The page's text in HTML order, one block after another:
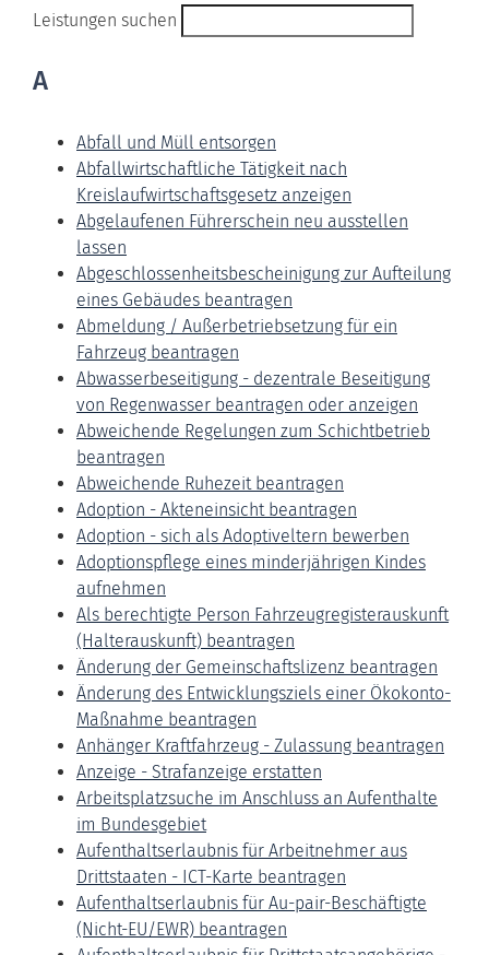
Leistungen suchen
A
Abfall und Müll entsorgen
Abfallwirtschaftliche Tätigkeit nach
Kreislaufwirtschaftsgesetz anzeigen
Abgelaufenen Führerschein neu ausstellen
lassen
Abgeschlossenheitsbescheinigung zur Aufteilung
eines Gebäudes beantragen
Abmeldung / Außerbetriebsetzung für ein
Fahrzeug beantragen
Abwasserbeseitigung - dezentrale Beseitigung
von Regenwasser beantragen oder anzeigen
Abweichende Regelungen zum Schichtbetrieb
beantragen
Abweichende Ruhezeit beantragen
Adoption - Akteneinsicht beantragen
Adoption - sich als Adoptiveltern bewerben
Adoptionspflege eines minderjährigen Kindes
aufnehmen
Als berechtigte Person Fahrzeugregisterauskunft
(Halterauskunft) beantragen
Änderung der Gemeinschaftslizenz beantragen
Änderung des Entwicklungsziels einer Ökokonto-
Maßnahme beantragen
Anhänger Kraftfahrzeug - Zulassung beantragen
Anzeige - Strafanzeige erstatten
Arbeitsplatzsuche im Anschluss an Aufenthalte
im Bundesgebiet
Aufenthaltserlaubnis für Arbeitnehmer aus
Drittstaaten - ICT-Karte beantragen
Aufenthaltserlaubnis für Au-pair-Beschäftigte
(Nicht-EU/EWR) beantragen